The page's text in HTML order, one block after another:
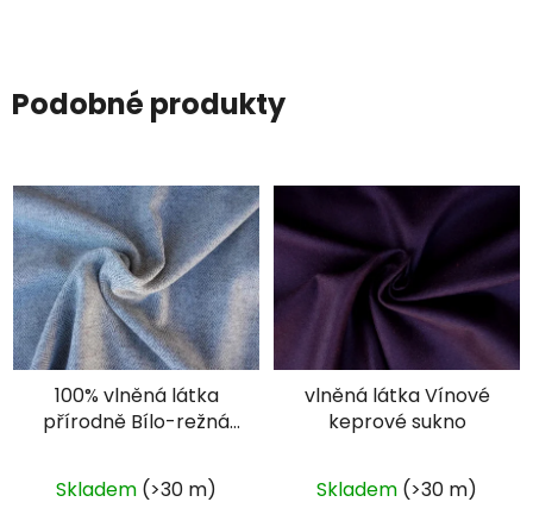
Podobné produkty
100% vlněná látka
přírodně Bílo-režná
Skladem (>30 m)
vlněná látka Vínové
keprové sukno
Skladem (>30 m)